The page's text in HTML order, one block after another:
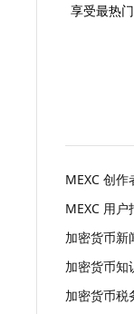
享受最热
MEXC 创作
MEXC 用户
加密货币新
加密货币知
加密货币税